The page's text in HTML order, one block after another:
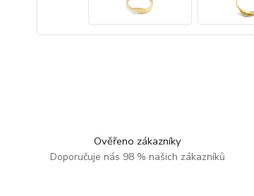
Ověřeno zákazníky
Doporučuje nás 98 % našich zákazníků